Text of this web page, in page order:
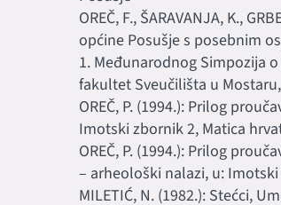
OREČ, F., ŠARAVANJA, K.,
općine Posušje s posebnim
1. Međunarodnog Simpozija
fakultet Sveučilišta u
OREČ, P. (1994.): Prilog
Imotski zbornik 2, Matica
OREČ, P. (1994.): Prilog
– arheološki nalazi, u:
MILETIĆ, N. (1982.): Stećci,